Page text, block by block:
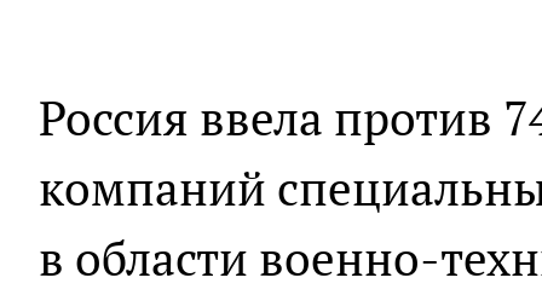
Россия ввела против
компаний
в области военно-